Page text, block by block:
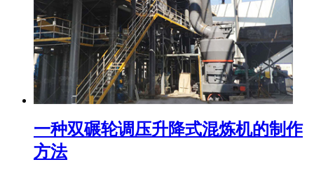
一种双碾轮调压升降式混炼机的制作
方法